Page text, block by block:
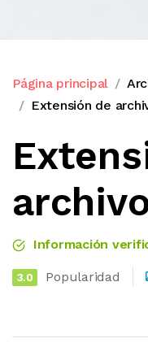
Página principal
Extensión de
Información
3.0 Popularidad